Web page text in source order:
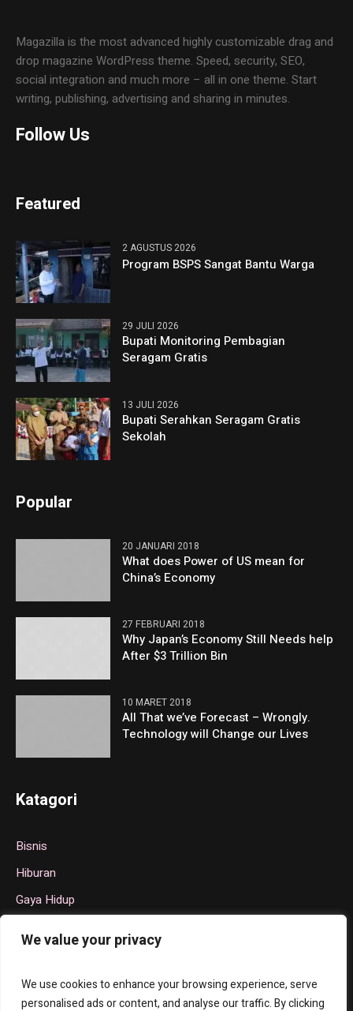
We value your privacy
We use cookies to enhance your browsing experience, serve
personalised ads or content, and analyse our traffic. By clicking
Magazilla is the most advanced highly customizable drag and
drop magazine WordPress theme. Speed, security, SEO,
social integration and much more – all in one theme. Start
writing, publishing, advertising and sharing in minutes.
Follow Us
Featured
2 AGUSTUS 2026
Program BSPS Sangat Bantu Warga
29 JULI 2026
Bupati Monitoring Pembagian
Seragam Gratis
13 JULI 2026
Bupati Serahkan Seragam Gratis
Sekolah
Popular
20 JANUARI 2018
What does Power of US mean for
China’s Economy
27 FEBRUARI 2018
Why Japan’s Economy Still Needs help
After $3 Trillion Bin
10 MARET 2018
All That we’ve Forecast – Wrongly.
Technology will Change our Lives
Katagori
Bisnis
Hiburan
Gaya Hidup
Olahraga